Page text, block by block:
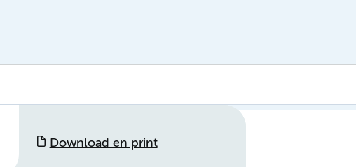
Download en print